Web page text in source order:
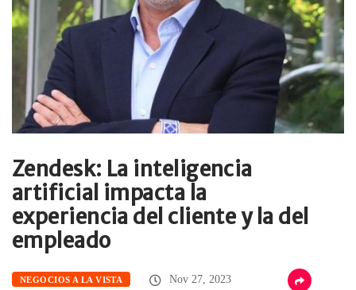
Zendesk: La inteligencia
artificial impacta la
experiencia del cliente y la del
empleado
NEGOCIOS A LA VISTA Nov 27, 2023